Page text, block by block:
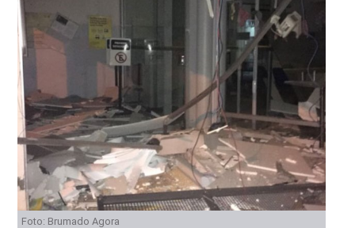
Foto: Brumado Agora